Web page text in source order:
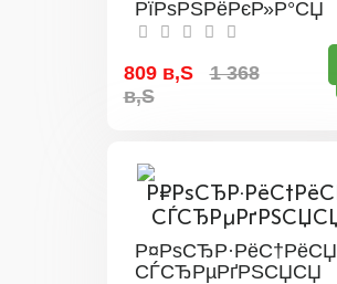
РїРѕРЅРёРєР»Р°СЏ
809 в‚Ѕ
1 368
в‚Ѕ
Р¤РѕСЂР·РёС†РёСЏ
СЃСЂРµРґРЅСЏСЏ